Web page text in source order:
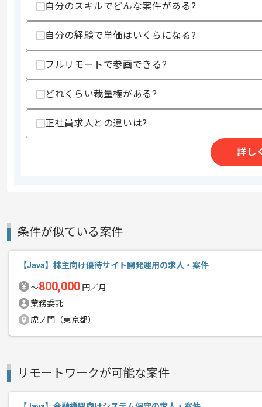
スキルに不安がある方へ
上記に似た経験やスキルをお持ちであれば申
その他募集要項
作業開始日
通信業界や行政など幅広い顧客むけシ
基本的には常駐での作業を見込んでおり
チームでの開発が得意な方にマッチしま
自分のスキルでどんな案件がある?
自分の経験で単価はいくらになる?
フルリモートで参画できる?
どれくらい裁量権がある?
正社員求人との違いは?
詳し
条件が似ている案件
【Java】株主向け優待サイト開発運用の求人・案件
〜800,000 円／月
業務委託
虎ノ門（東京都）
リモートワークが可能な案件